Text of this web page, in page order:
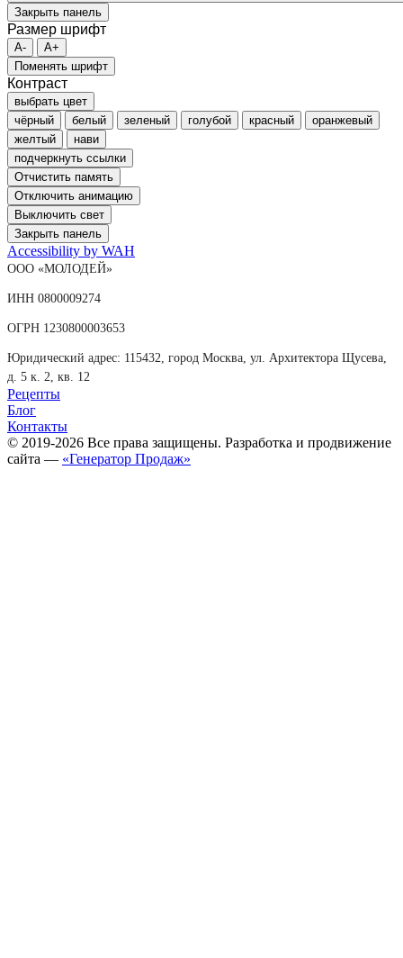
Закрыть панель
Размер шрифт
A-
A+
Поменять шрифт
Контраст
выбрать цвет
чёрный
белый зеленый голубой красный
оранжевый
желтый
нави
подчеркнуть ссылки
Отчистить память
Отключить анимацию
Выключить свет
Закрыть панель
Accessibility by WAH
ООО «МОЛОДЕЙ»
ИНН 0800009274
ОГРН 1230800003653
Юридический адрес: 115432, город Москва, ул. Архитектора Щусева,
д. 5 к. 2, кв. 12
Рецепты
Блог
Контакты
© 2019-2026 Все права защищены. Разработка и продвижение
сайта — «Генератор Продаж»